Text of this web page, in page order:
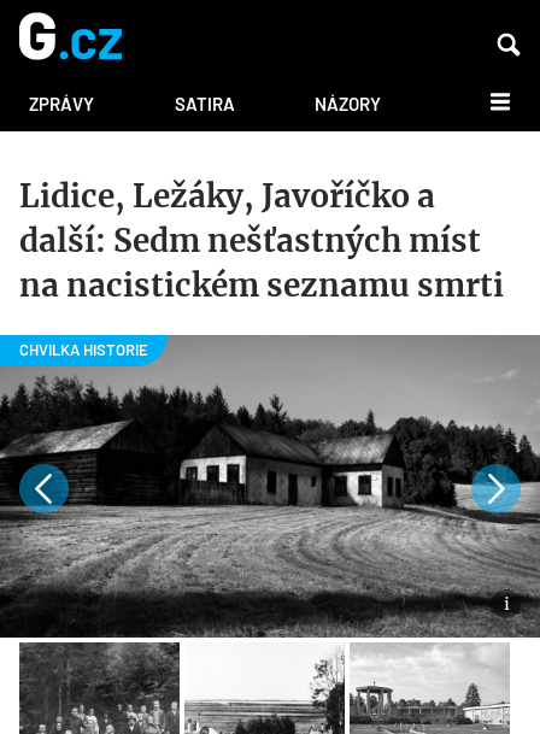
ZPRÁVY SATIRA NÁZORY DALŠÍ
Lidice, Ležáky, Javoříčko a
další: Sedm nešťastných míst
na nacistickém seznamu smrti